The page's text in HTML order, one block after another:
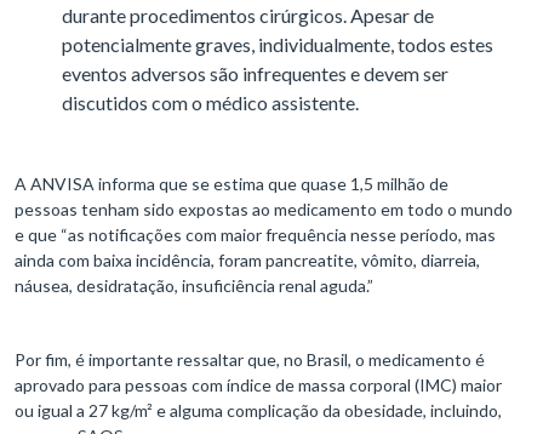
durante procedimentos cirúrgicos. Apesar de
potencialmente graves, individualmente, todos estes
eventos adversos são infrequentes e devem ser
discutidos com o médico assistente.
A ANVISA informa que se estima que quase 1,5 milhão de
pessoas tenham sido expostas ao medicamento em todo o mundo
e que “as notificações com maior frequência nesse período, mas
ainda com baixa incidência, foram pancreatite, vômito, diarreia,
náusea, desidratação, insuficiência renal aguda.”
Por fim, é importante ressaltar que, no Brasil, o medicamento é
aprovado para pessoas com índice de massa corporal (IMC) maior
ou igual a 27 kg/m² e alguma complicação da obesidade, incluindo,